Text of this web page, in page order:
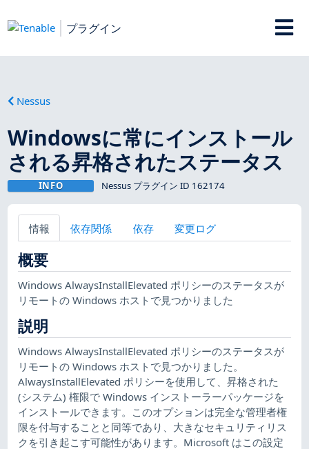
プラグイン
Nessus
Windowsに常にインストール
される昇格されたステータス
INFO Nessus プラグイン ID 162174
情報 依存関係 依存 変更ログ
概要
Windows AlwaysInstallElevated ポリシーのステータスが
リモートの Windows ホストで見つかりました
説明
Windows AlwaysInstallElevated ポリシーのステータスが
リモートの Windows ホストで見つかりました。
AlwaysInstallElevated ポリシーを使用して、昇格された
(システム) 権限で Windows インストーラーパッケージを
インストールできます。このオプションは完全な管理者権
限を付与することと同等であり、大きなセキュリティリス
クを引き起こす可能性があります。Microsoft はこの設定